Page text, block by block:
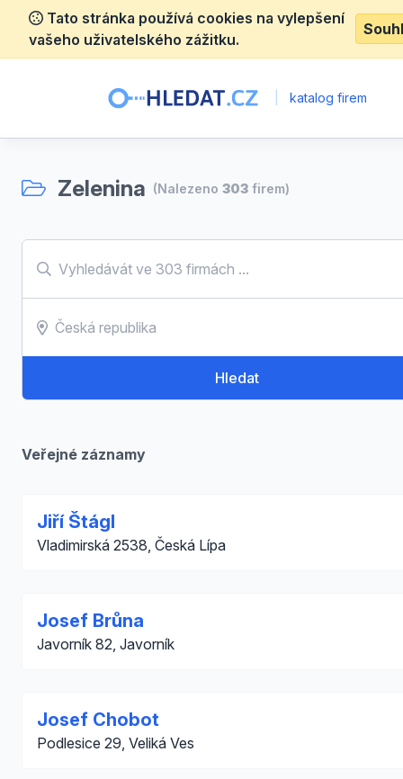
Tato stránka používá cookies na vylepšení
vašeho uživatelského zážitku.
katalog firem
Zelenina (Nalezeno 303 firem)
Hledat
Veřejné záznamy
Jiří Štágl
Vladimirská 2538, Česká Lípa
Josef Brůna
Javorník 82, Javorník
Josef Chobot
Podlesice 29, Veliká Ves